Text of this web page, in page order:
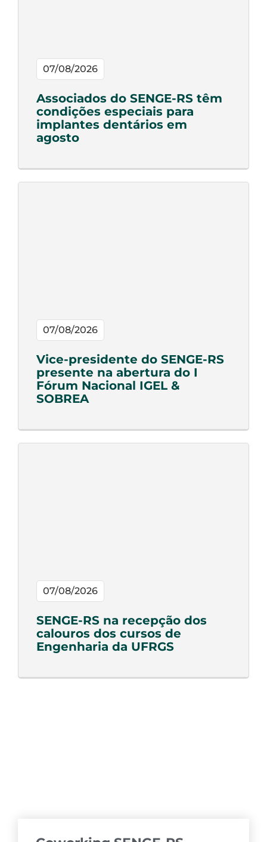
07/08/2026
Associados do SENGE-RS têm
condições especiais para
implantes dentários em
agosto
07/08/2026
Vice-presidente do SENGE-RS
presente na abertura do I
Fórum Nacional IGEL &
SOBREA
07/08/2026
SENGE-RS na recepção dos
calouros dos cursos de
Engenharia da UFRGS